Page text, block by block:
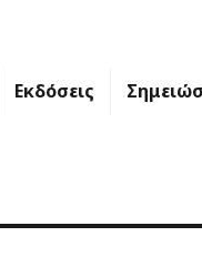
Εκδόσεις